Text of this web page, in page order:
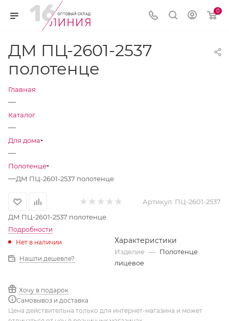
0
ДМ ПЦ-2601-2537
полотенце
Главная
—
Каталог
—
Для дома
—
Полотенце
—ДМ ПЦ-2601-2537 полотенце
Артикул: ПЦ-2601-2537
ДМ ПЦ-2601-2537 полотенце
Подробности
Нет в наличии
Нашли дешевле?
Хочу в подарок
Самовывоз и доставка
Характеристики
Изделие — Полотенце
лицевое
Цена действительна только для интернет-магазина и может